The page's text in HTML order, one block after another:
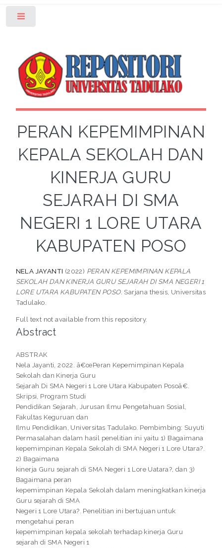
PERAN KEPEMIMPINAN
KEPALA SEKOLAH DAN
KINERJA GURU
SEJARAH DI SMA
NEGERI 1 LORE UTARA
KABUPATEN POSO
NELA JAYANTI (2022) PERAN KEPEMIMPINAN KEPALA
SEKOLAH DAN KINERJA GURU SEJARAH DI SMA NEGERI 1
LORE UTARA KABUPATEN POSO. Sarjana thesis, Universitas
Tadulako.
Full text not available from this repository.
Abstract
ABSTRAK
Nela Jayanti, 2022. â€œPeran Kepemimpinan Kepala
Sekolah dan Kinerja Guru
Sejarah Di SMA Negeri 1 Lore Utara Kabupaten Posoâ€.
Skripsi, Program Studi
Pendidikan Sejarah, Jurusan Ilmu Pengetahuan Sosial,
Fakultas Keguruan dan
Ilmu Pendidikan, Universitas Tadulako. Pembimbing: Suyuti
Permasalahan dalam hasil penelitian ini yaitu 1) Bagaimana
kepemimpinan Kepala Sekolah di SMA Negeri 1 Lore Utara?.
2) Bagaimana
kinerja Guru sejarah di SMA Negeri 1 Lore Uatara?, dan 3)
Bagaimana peran
kepemimpinan Kepala Sekolah dalam meningkatkan kinerja
Guru sejarah di SMA
Negeri 1 Lore Utara?. Penelitian ini bertujuan untuk
mengetahui peran
kepemimpinan kepala sekolah terhadap kinerja Guru
sejarah di SMA Negeri 1